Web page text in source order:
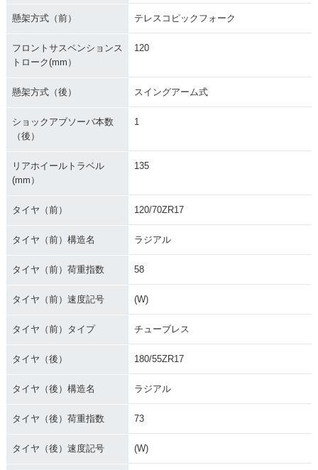
懸架方式（前） テレスコピックフォーク
フロントサスペンションス
トローク(mm）
120
懸架方式（後） スイングアーム式
ショックアブソーバ本数
（後）
1
リアホイールトラベル
(mm）
135
タイヤ（前） 120/70ZR17
タイヤ（前）構造名 ラジアル
タイヤ（前）荷重指数 58
タイヤ（前）速度記号 (W)
タイヤ（前）タイプ チューブレス
タイヤ（後） 180/55ZR17
タイヤ（後）構造名 ラジアル
タイヤ（後）荷重指数 73
タイヤ（後）速度記号 (W)